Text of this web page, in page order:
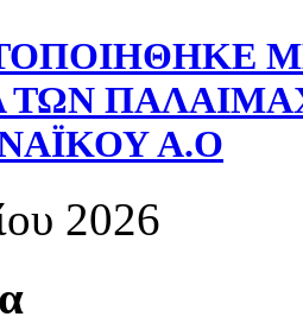
ΤΩΝ
Α.Ο
2026